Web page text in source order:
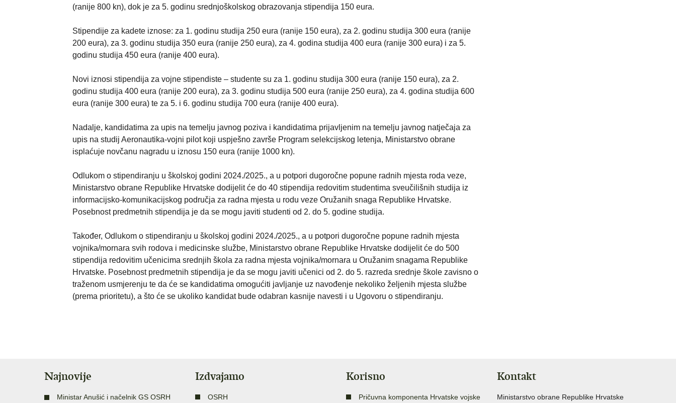
(ranije 800 kn), dok je za 5. godinu srednjoškolskog obrazovanja stipendija 150 eura.
Stipendije za kadete iznose: za 1. godinu studija 250 eura (ranije 150 eura), za 2. godinu studija 300 eura (ranije
200 eura), za 3. godinu studija 350 eura (ranije 250 eura), za 4. godina studija 400 eura (ranije 300 eura) i za 5.
godinu studija 450 eura (ranije 400 eura).
Novi iznosi stipendija za vojne stipendiste – studente su za 1. godinu studija 300 eura (ranije 150 eura), za 2.
godinu studija 400 eura (ranije 200 eura), za 3. godinu studija 500 eura (ranije 250 eura), za 4. godina studija 600
eura (ranije 300 eura) te za 5. i 6. godinu studija 700 eura (ranije 400 eura).
Nadalje, kandidatima za upis na temelju javnog poziva i kandidatima prijavljenim na temelju javnog natječaja za
upis na studij Aeronautika-vojni pilot koji uspješno završe Program selekcijskog letenja, Ministarstvo obrane
isplaćuje novčanu nagradu u iznosu 150 eura (ranije 1000 kn).
Odlukom o stipendiranju u školskoj godini 2024./2025., a u potpori dugoročne popune radnih mjesta roda veze,
Ministarstvo obrane Republike Hrvatske dodijelit će do 40 stipendija redovitim studentima sveučilišnih studija iz
informacijsko-komunikacijskog područja za radna mjesta u rodu veze Oružanih snaga Republike Hrvatske.
Posebnost predmetnih stipendija je da se mogu javiti studenti od 2. do 5. godine studija.
Također, Odlukom o stipendiranju u školskoj godini 2024./2025., a u potpori dugoročne popune radnih mjesta
vojnika/mornara svih rodova i medicinske službe, Ministarstvo obrane Republike Hrvatske dodijelit će do 500
stipendija redovitim učenicima srednjih škola za radna mjesta vojnika/mornara u Oružanim snagama Republike
Hrvatske. Posebnost predmetnih stipendija je da se mogu javiti učenici od 2. do 5. razreda srednje škole zavisno o
traženom usmjerenju te da će se kandidatima omogućiti javljanje uz navođenje nekoliko željenih mjesta službe
(prema prioritetu), a što će se ukoliko kandidat bude odabran kasnije navesti i u Ugovoru o stipendiranju.
Najnovije
Ministar Anušić i načelnik GS OSRH
Izdvajamo
OSRH
Korisno
Pričuvna komponenta Hrvatske vojske
Kontakt
Ministarstvo obrane Republike Hrvatske